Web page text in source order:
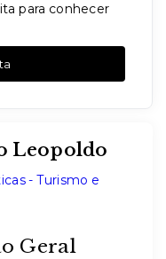
para conhecer
Leopoldo
Geral